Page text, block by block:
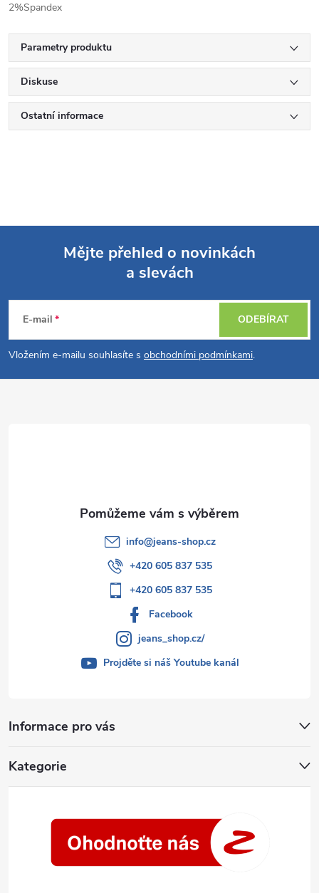
2%Spandex
Parametry produktu
Diskuse
Ostatní informace
p
a
Mějte přehled o novinkách
a slevách
E-mail
Vložením e-mailu souhlasíte s obchodními podmínkami.
ODEBÍRAT
Informace pro vás
Kategorie
info@jeans-shop.cz
+420 605 837 535
+420 605 837 535
Facebook
jeans_shop.cz/
Projděte si náš Youtube kanál